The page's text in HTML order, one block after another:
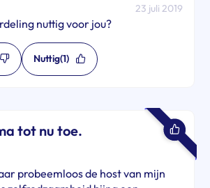
23 juli 2019
nuttig voor jou?
Nuttig(1)
tot nu toe.
probeemloos de host van mijn